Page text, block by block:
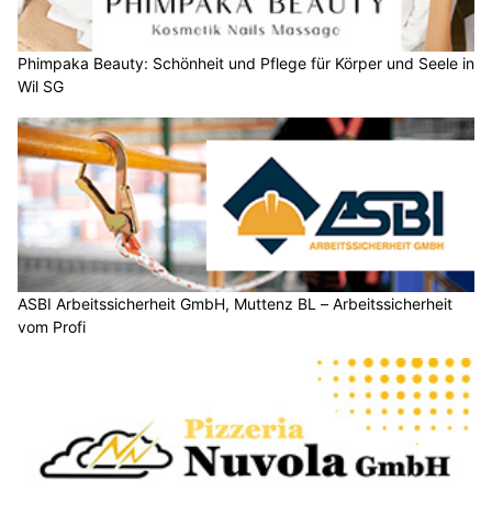
Phimpaka Beauty: Schönheit und Pflege für Körper und Seele in
Wil SG
ASBI Arbeitssicherheit GmbH, Muttenz BL – Arbeitssicherheit
vom Profi